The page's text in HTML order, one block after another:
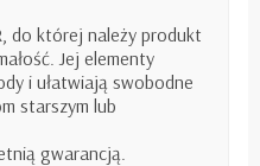
do której należy produkt
Jej elementy
i ułatwiają swobodne
starszym lub
gwarancją.